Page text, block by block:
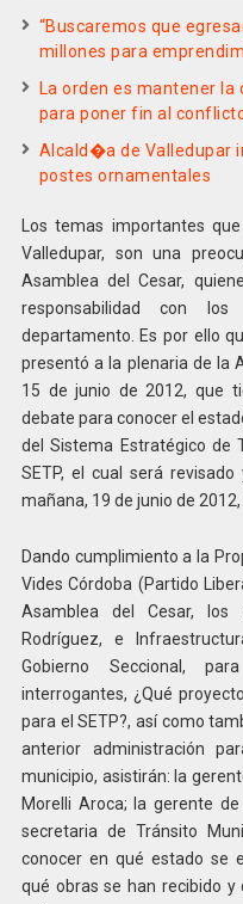
“Buscaremos que
millones para
La orden es mantener
para poner fin al
Alcald�a de Valledupar
postes ornamentales
Los temas importantes
Valledupar, son una
Asamblea del Cesar,
responsabilidad con
departamento. Es por ello
presentó a la plenaria de la
15 de junio de 2012, que
debate para conocer el
del Sistema Estratégico de
SETP, el cual será
mañana, 19 de junio de
Dando cumplimiento a la
Vides Córdoba (Partido
Asamblea del Cesar, los
Rodríguez, e
Gobierno Seccional,
interrogantes, ¿Qué
para el SETP?, así como
anterior administración
municipio, asistirán: la
Morelli Aroca; la gerente de
secretaria de Tránsito
conocer en qué estado se
qué obras se han recibido